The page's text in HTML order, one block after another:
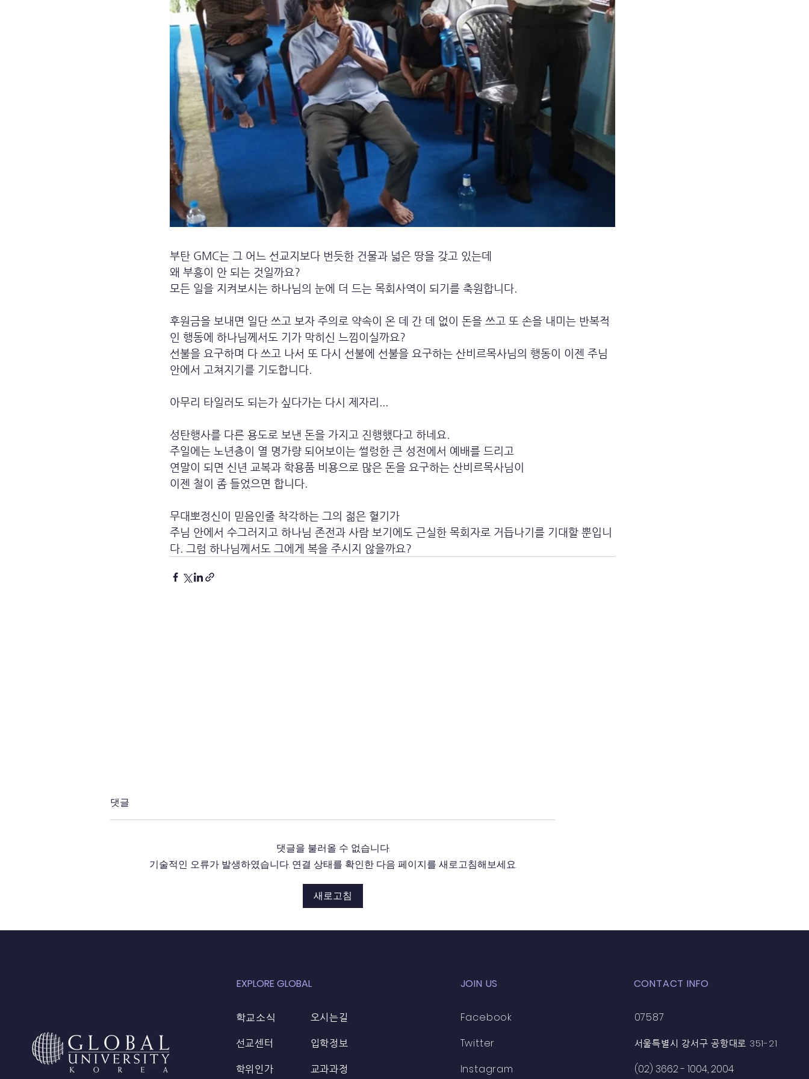
부탄 GMC는 그 어느 선교지보다 번듯한 건물과 넓은 땅을 갖고 있는데
왜 부흥이 안 되는 것일까요?
모든 일을 지켜보시는 하나님의 눈에 더 드는 목회사역이 되기를 축원합니다.
후원금을 보내면 일단 쓰고 보자 주의로 약속이 온 데 간 데 없이 돈을 쓰고 또 손을 내미는 반복적
인 행동에 하나님께서도 기가 막히신 느낌이실까요?
선불을 요구하며 다 쓰고 나서 또 다시 선불에 선불을 요구하는 산비르목사님의 행동이 이젠 주님
안에서 고쳐지기를 기도합니다.
아무리 타일러도 되는가 싶다가는 다시 제자리...
성탄행사를 다른 용도로 보낸 돈을 가지고 진행했다고 하네요.
주일에는 노년층이 열 명가량 되어보이는 썰렁한 큰 성전에서 예배를 드리고
연말이 되면 신년 교복과 학용품 비용으로 많은 돈을 요구하는 산비르목사님이
이젠 철이 좀 들었으면 합니다.
무대뽀정신이 믿음인줄 착각하는 그의 젊은 혈기가
주님 안에서 수그러지고 하나님 존전과 사람 보기에도 근실한 목회자로 거듭나기를 기대할 뿐입니
다. 그럼 하나님께서도 그에게 복을 주시지 않을까요?
22년12월~23년1월 부탄
GMC, CLMS 선교
댓글
댓글을 불러올 수 없습니다.
기술적인 오류가 발생하였습니다. 연결 상태를 확인한 다음 페이지를 새로고침해보세요.
새로고침
EXPLORE GLOBAL
학교소식
선교센터
학위인가
오시는길
입학정보
교과과정
JOIN US
Facebook
Twitter
Instagram
CONTACT INFO
07587
서울특별시 강서구 공항대로 351-21
(02) 3662 - 1004, 2004